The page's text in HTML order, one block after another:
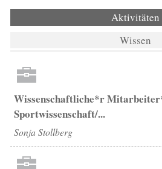
Aktivitäten
Wissen
Wissenschaftliche*r
Sportwissenschaft/...
Sonja Stollberg